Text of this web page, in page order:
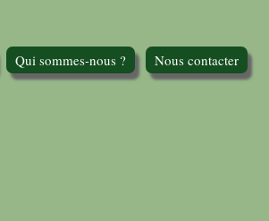
Qui sommes-nous ? Nous contacter